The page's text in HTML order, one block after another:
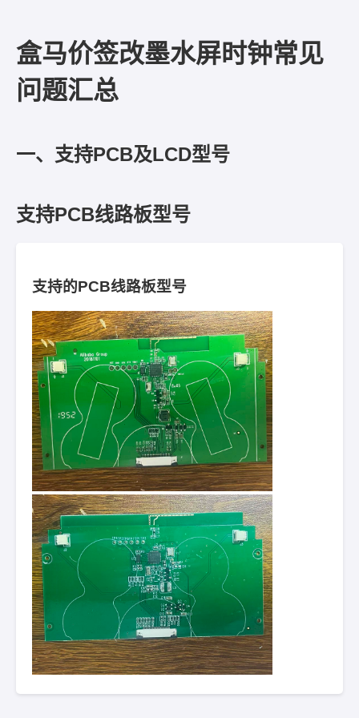
盒马价签改墨水屏时钟常见
问题汇总
一、支持PCB及LCD型号
支持PCB线路板型号
支持的PCB线路板型号